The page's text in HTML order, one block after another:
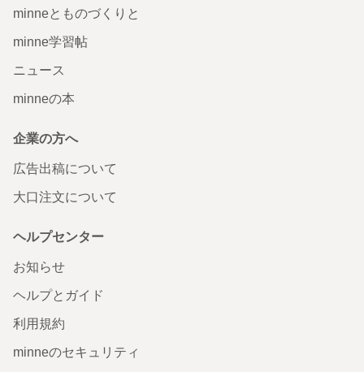
minneとものづくりと
minne学習帖
ニュース
minneの本
企業の方へ
広告出稿について
大口注文について
ヘルプセンター
お知らせ
ヘルプとガイド
利用規約
minneのセキュリティ